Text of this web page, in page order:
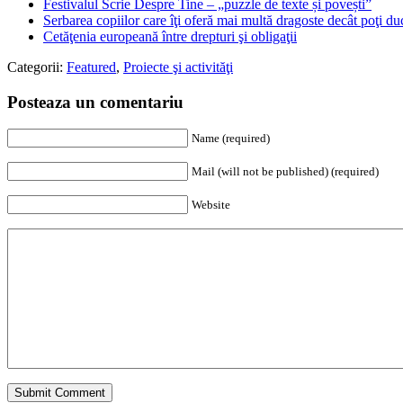
Festivalul Scrie Despre Tine – „puzzle de texte și povești”
Serbarea copiilor care îţi oferă mai multă dragoste decât poţi
Cetăţenia europeană între drepturi şi obligaţii
Categorii: Featured, Proiecte şi activităţi
Posteaza un comentariu
Name (required)
Mail (will not be published) (required)
Website